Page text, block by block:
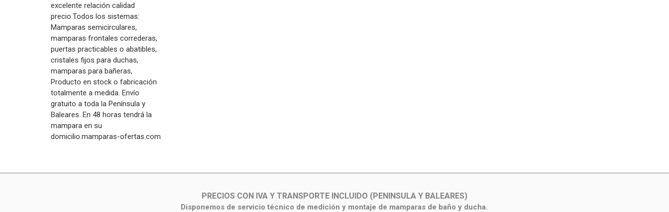
excelente relación calidad
precio.Todos los sistemas:
Mamparas semicirculares,
mamparas frontales correderas,
puertas practicables o abatibles,
cristales fijos para duchas,
mamparas para bañeras,
Producto en stock o fabricación
totalmente a medida. Envío
gratuito a toda la Península y
Baleares. En 48 horas tendrá la
mampara en su
domicilio.mamparas-ofertas.com
PRECIOS CON IVA Y TRANSPORTE INCLUIDO (PENINSULA Y BALEARES)
Disponemos de servicio técnico de medición y montaje de mamparas de baño y ducha.